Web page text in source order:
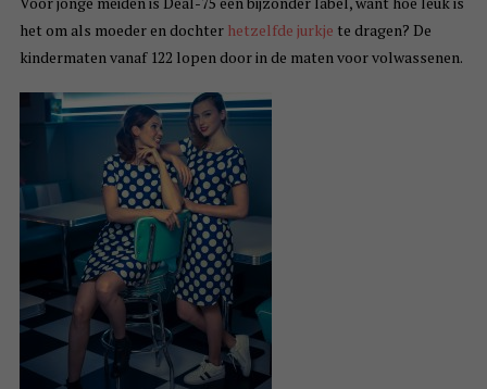
het om als moeder en dochter hetzelfde jurkje te dragen? De
kindermaten vanaf 122 lopen door in de maten voor volwassenen.